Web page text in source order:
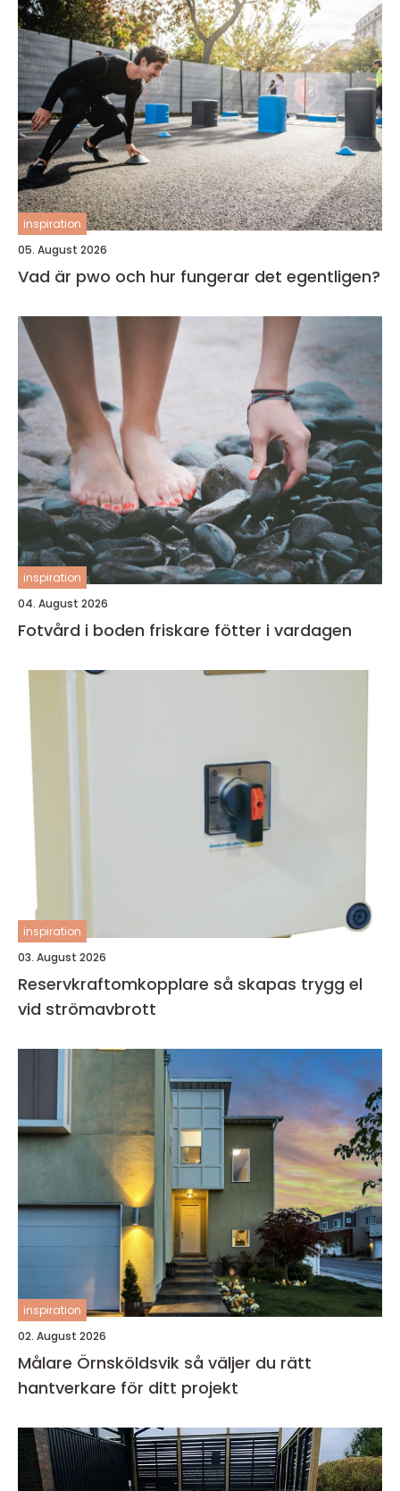
inspiration
05. August 2026
Vad är pwo och hur fungerar det egentligen?
inspiration
04. August 2026
Fotvård i boden friskare fötter i vardagen
inspiration
03. August 2026
Reservkraftomkopplare så skapas trygg el
vid strömavbrott
inspiration
02. August 2026
Målare Örnsköldsvik så väljer du rätt
hantverkare för ditt projekt